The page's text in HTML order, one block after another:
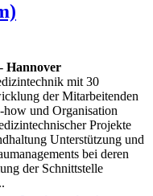
- Hannover
mit 30
der Mitarbeitenden
und Organisation
Projekte
Unterstützung und
bei deren
der Schnittstelle